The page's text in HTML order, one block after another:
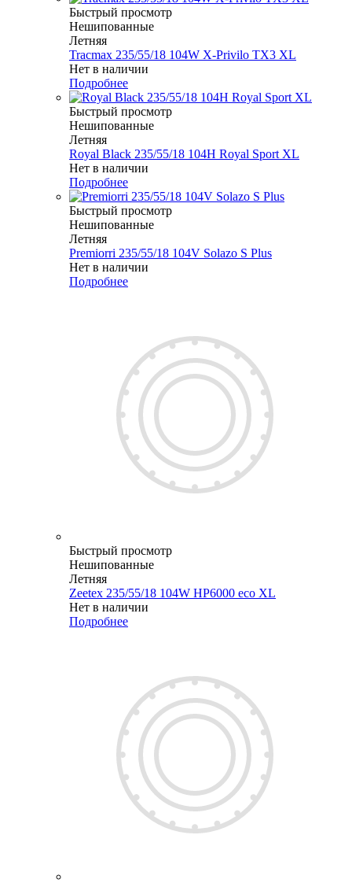
Быстрый просмотр
Нешипованные
Летняя
Tracmax 235/55/18 104W X-Privilo TX3 XL
Нет в наличии
Подробнее
Быстрый просмотр
Нешипованные
Летняя
Royal Black 235/55/18 104H Royal Sport XL
Нет в наличии
Подробнее
Быстрый просмотр
Нешипованные
Летняя
Premiorri 235/55/18 104V Solazo S Plus
Нет в наличии
Подробнее
Быстрый просмотр
Нешипованные
Летняя
Zeetex 235/55/18 104W HP6000 eco XL
Нет в наличии
Подробнее